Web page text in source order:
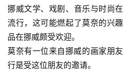
挪威文学、戏剧、音乐与时尚
流行，这可能燃起了莫奈的兴
品在挪威颇受欢迎。
莫奈有一位来自挪威的画家朋
行是受这位朋友的邀请。